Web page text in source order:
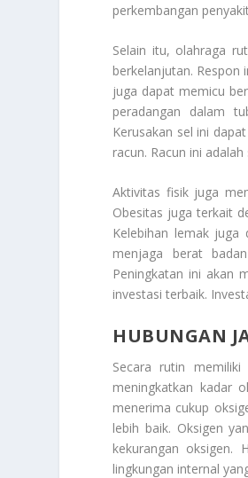
perkembangan
Selain itu, olahraga
berkelanjutan. Respon
juga dapat memicu
peradangan dalam
Kerusakan sel ini
racun. Racun ini
Aktivitas fisik juga
Obesitas juga terkait
Kelebihan lemak
menjaga berat
Peningkatan ini akan
investasi terbaik.
HUBUNGAN
Secara rutin
meningkatkan kadar
menerima cukup
lebih baik. Oksigen
kekurangan oksigen.
lingkungan internal